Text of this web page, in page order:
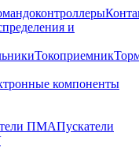
и
Токоприемник
компоненты
ПМАПускатели